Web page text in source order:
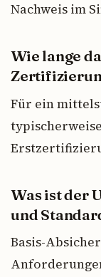
Nachweis im
Wie lange
Für ein
Was ist der
und
Basis-